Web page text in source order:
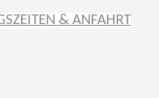
& ANFAHRT